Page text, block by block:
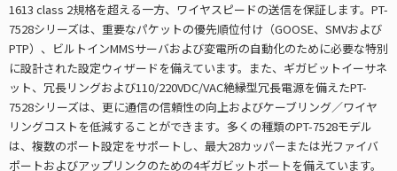
1613 class 2規格を超える一方、ワイヤスピードの送信を保証します。PT-
7528シリーズは、重要なパケットの優先順位付け（GOOSE、SMVおよび
PTP）、ビルトインMMSサーバおよび変電所の自動化のために必要な特別
に設計された設定ウィザードを備えています。また、ギガビットイーサネ
ット、冗長リングおよび110/220VDC/VAC絶縁型冗長電源を備えたPT-
7528シリーズは、更に通信の信頼性の向上およびケーブリング／ワイヤ
リングコストを低減することができます。多くの種類のPT-7528モデル
は、複数のポート設定をサポートし、最大28カッパーまたは光ファイバ
ポートおよびアップリンクのための4ギガビットポートを備えています。